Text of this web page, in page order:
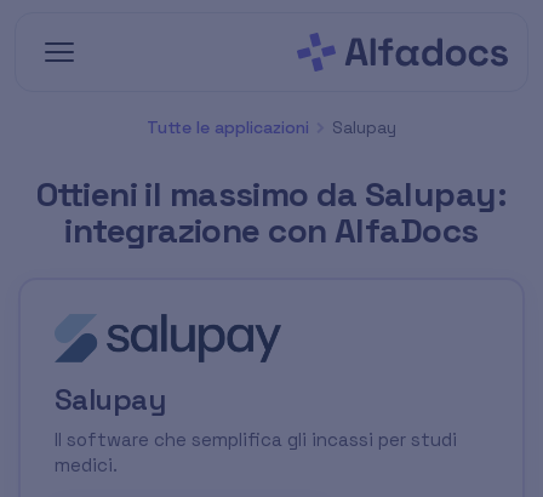
Tutte le applicazioni Salupay
Ottieni il massimo da Salupay:
integrazione con AlfaDocs
Salupay
Il software che semplifica gli incassi per studi
medici.